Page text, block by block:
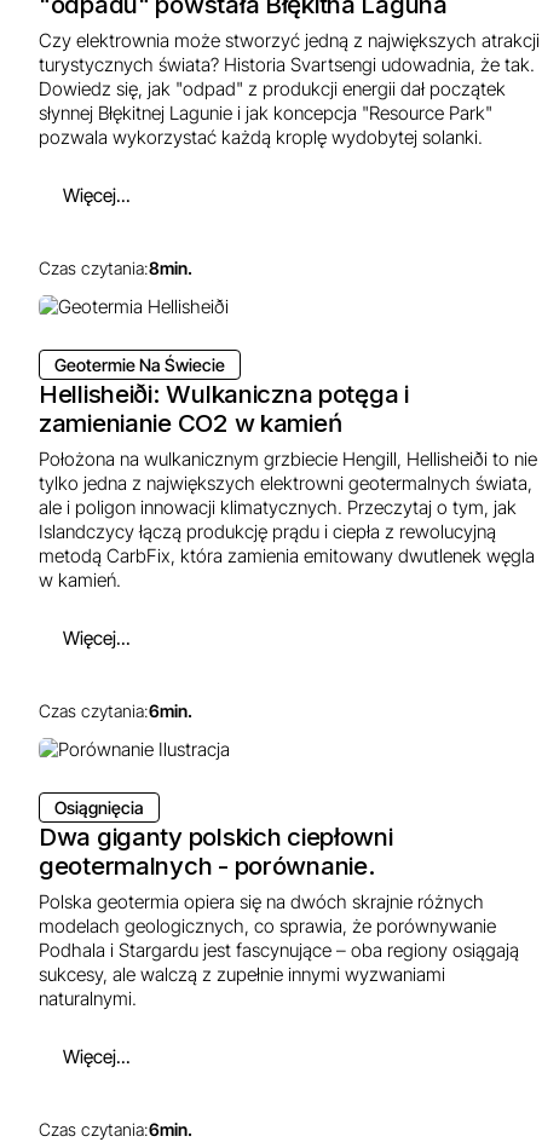
Czy elektrownia może stworzyć jedną z największych atrakcji
turystycznych świata? Historia Svartsengi udowadnia, że tak.
Dowiedz się, jak "odpad" z produkcji energii dał początek
słynnej Błękitnej Lagunie i jak koncepcja "Resource Park"
pozwala wykorzystać każdą kroplę wydobytej solanki.
Więcej...
Czas czytania:8min.
Geotermie Na Świecie
Hellisheiði: Wulkaniczna potęga i
zamienianie CO2 w kamień
Położona na wulkanicznym grzbiecie Hengill, Hellisheiði to nie
tylko jedna z największych elektrowni geotermalnych świata,
ale i poligon innowacji klimatycznych. Przeczytaj o tym, jak
Islandczycy łączą produkcję prądu i ciepła z rewolucyjną
metodą CarbFix, która zamienia emitowany dwutlenek węgla
w kamień.
Więcej...
Czas czytania:6min.
Osiągnięcia
Dwa giganty polskich ciepłowni
geotermalnych - porównanie.
Polska geotermia opiera się na dwóch skrajnie różnych
modelach geologicznych, co sprawia, że porównywanie
Podhala i Stargardu jest fascynujące – oba regiony osiągają
sukcesy, ale walczą z zupełnie innymi wyzwaniami
naturalnymi.
Więcej...
Czas czytania:6min.